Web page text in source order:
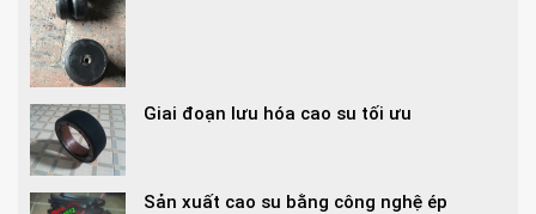
Giai đoạn lưu hóa cao su tối ưu
Sản xuất cao su bằng công nghệ ép